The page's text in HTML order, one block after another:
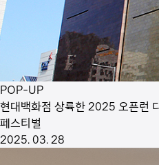
POP-UP
현대백화점 상륙한 2025 오픈런
페스티벌
2025. 03. 28